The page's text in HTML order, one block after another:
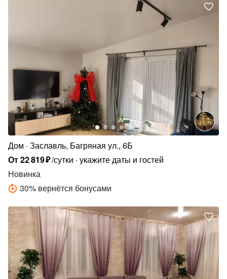
Дом Заславль, Багряная ул., 6Б
От22819₽/сутки укажите даты и гостей
Новинка
30% вернётся бонусами